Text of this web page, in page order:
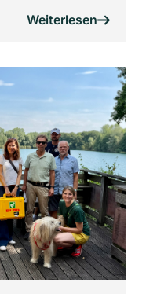
Weiterlesen